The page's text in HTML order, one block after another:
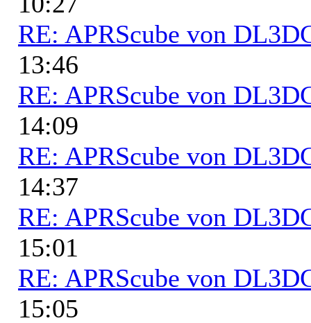
RE: APRScube von
13:46
RE: APRScube von
14:09
RE: APRScube von
14:37
RE: APRScube von
15:01
RE: APRScube von
15:05